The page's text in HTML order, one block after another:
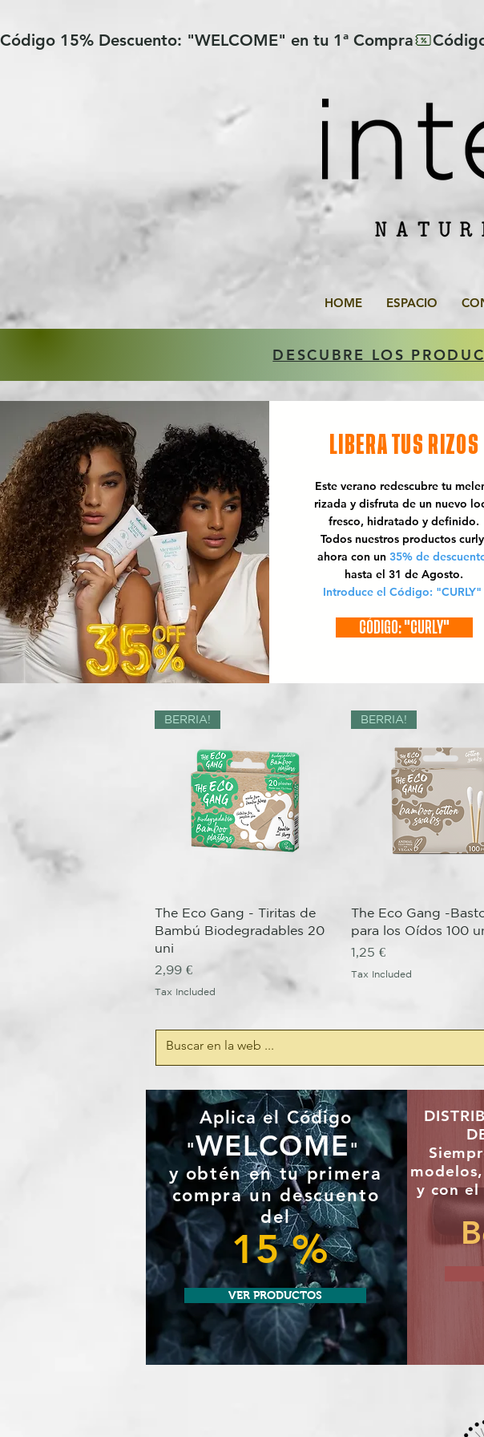
Código 15% Descuento: "WELCOME" en tu 1ª Compra
HOME ESPACIO
DESCUBRE LOS
LIBERA TUS RIZOS
Este verano redescubre tu
rizada y disfruta de un nuevo
fresco, hidratado y definido.
Todos nuestros productos
ahora con un 35% de
hasta el 31 de Agosto.
Introduce el Código: "CURLY"
CÓDIGO: "CURLY"
Quick View
BERRIA!
The Eco Gang - Tiritas de
Bambú Biodegradables 20
uni
Price
2,99 €
Tax Included
Quick View
BERRIA!
The Eco Gang -
para los Oídos 100
Price
1,25 €
Tax Included
Aplica el Código
"WELCOME"
yobtén en tu primera
compra undescuento
del
15 %
VER PRODUCTOS
y con